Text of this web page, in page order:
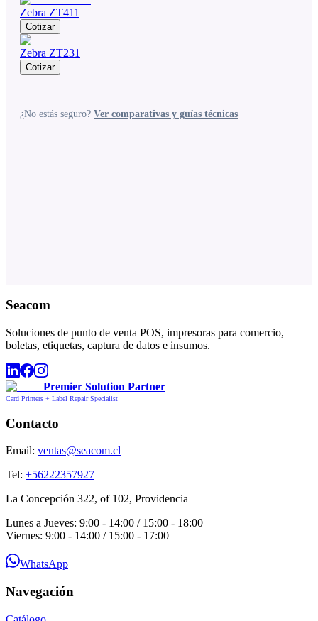
Zebra ZT411
Cotizar
Zebra ZT231
Cotizar
¿No estás seguro? Ver comparativas y guías técnicas
Seacom
Soluciones de punto de venta POS, impresoras para comercio,
boletas, etiquetas, captura de datos e insumos.
Premier Solution Partner
Card Printers + Label Repair Specialist
Contacto
Email: ventas@seacom.cl
Tel: +56222357927
La Concepción 322, of 102, Providencia
Lunes a Jueves: 9:00 - 14:00 / 15:00 - 18:00
Viernes: 9:00 - 14:00 / 15:00 - 17:00
WhatsApp
Navegación